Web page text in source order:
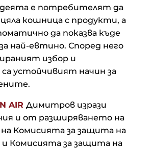
е потребителят да
кошница с продукти, а
да показва къде
най-евтино. Според него
избор и
устойчивият начин за
AIR Димитров изрази
и от разширяването на
Комисията за защита на
Комисията за защита на